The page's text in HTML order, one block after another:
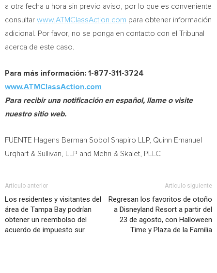
a otra fecha u hora sin previo aviso, por lo que es conveniente
consultar www.ATMClassAction.com para obtener información
adicional. Por favor, no se ponga en contacto con el Tribunal
acerca de este caso.
Para más información: 1-877-311-3724
www.ATMClassAction.com
Para recibir una notificación en español, llame o visite
nuestro sitio web.
FUENTE Hagens Berman Sobol Shapiro LLP, Quinn Emanuel
Urqhart & Sullivan, LLP and Mehri & Skalet, PLLC
Artículo anterior
Los residentes y visitantes del
área de Tampa Bay podrían
obtener un reembolso del
acuerdo de impuesto sur
Artículo siguiente
Regresan los favoritos de otoño
a Disneyland Resort a partir del
23 de agosto, con Halloween
Time y Plaza de la Familia